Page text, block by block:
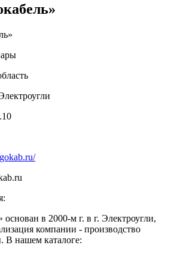
основан в 2000-м г. в г. Электроугли,
компании - производство
В нашем каталоге: